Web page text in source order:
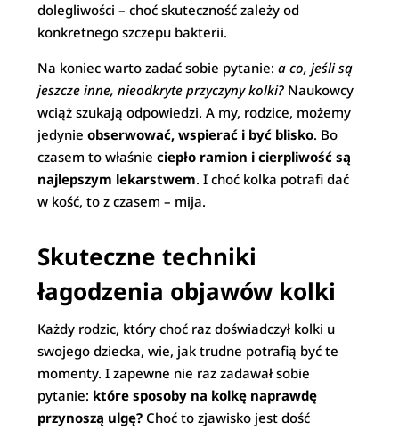
dolegliwości – choć skuteczność zależy od
konkretnego szczepu bakterii.
Na koniec warto zadać sobie pytanie:a co, jeśli są
jeszcze inne, nieodkryte przyczyny kolki? Naukowcy
wciąż szukają odpowiedzi. A my, rodzice, możemy
jedynieobserwować, wspierać i być blisko. Bo
czasem to właśnieciepło ramion i cierpliwość są
najlepszym lekarstwem. I choć kolka potrafi dać
w kość, to z czasem – mija.
Skuteczne techniki
łagodzenia objawów kolki
Każdy rodzic, który choć raz doświadczył kolki u
swojego dziecka, wie, jak trudne potrafią być te
momenty. I zapewne nie raz zadawał sobie
pytanie: które sposoby na kolkę naprawdę
przynoszą ulgę? Choć to zjawisko jest dość